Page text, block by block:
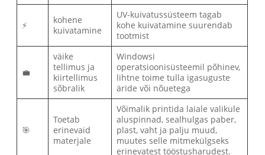
⚡
kohene
kuivatamine
UV-kuivatussüsteem tagab
kohe kuivatamine suurendab
tootmist
💼
väike
tellimus ja
kiirtellimus
sõbralik
Windowsi
operatsioonisüsteemil põhinev,
lihtne toime tulla igasuguste
äride või nõuetega
🎯
Toetab
erinevaid
materjale
Võimalik printida laiale valikule
aluspinnad, sealhulgas paber,
plast, vaht ja palju muud,
muutes selle mitmekülgseks
erinevatest tööstusharudest.